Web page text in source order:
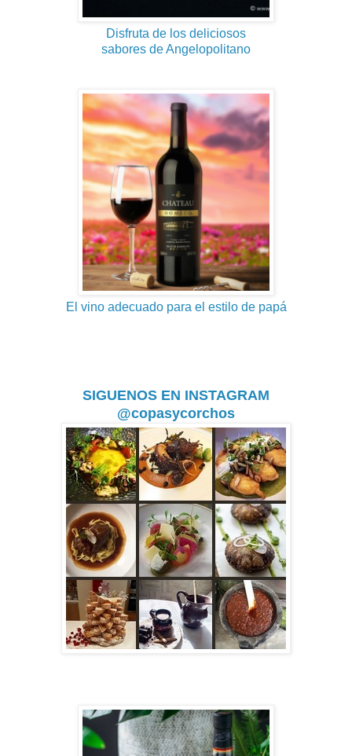
Disfruta de los deliciosos
sabores de Angelopolitano
El vino adecuado para el estilo de papá
SIGUENOS EN INSTAGRAM
@copasycorchos